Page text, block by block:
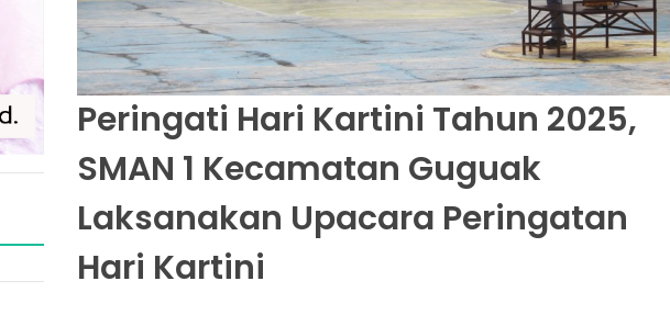
Peringati Hari Kartini Tahun 2025,
SMAN 1 Kecamatan Guguak
Laksanakan Upacara Peringatan
Hari Kartini